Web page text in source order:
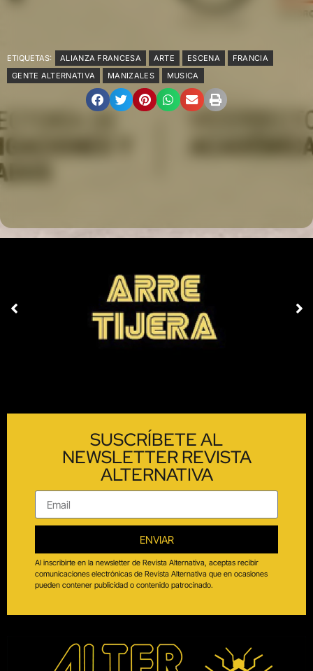
ETIQUETAS: ALIANZA FRANCESA ARTE ESCENA
FRANCIA
GENTE ALTERNATIVA
MANIZALES MUSICA
SUSCRÍBETE AL
NEWSLETTER REVISTA
ALTERNATIVA
ENVIAR
Al inscribirte en la newsletter de Revista Alternativa, aceptas recibir
comunicaciones electrónicas de Revista Alternativa que en ocasiones
pueden contener publicidad o contenido patrocinado.